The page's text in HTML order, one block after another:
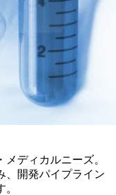
ディカルニーズ。
、開発パイプライン